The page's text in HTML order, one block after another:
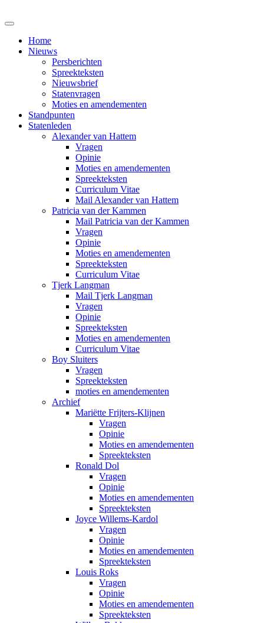
Home
Nieuws
Persberichten
Spreekteksten
Nieuwsbrief
Statenvragen
Moties en amendementen
Standpunten
Statenleden
Alexander van Hattem
Vragen
Opinie
Moties en amendementen
Spreekteksten
Curriculum Vitae
Mail Alexander van Hattem
Patricia van der Kammen
Mail Patricia van der Kammen
Vragen
Opinie
Moties en amendementen
Spreekteksten
Curriculum Vitae
Tjerk Langman
Mail Tjerk Langman
Vragen
Opinie
Spreekteksten
Moties en amendementen
Curriculum Vitae
Boy Sluiters
Vragen
Spreekteksten
moties en amendementen
Archief
Mariëtte Frijters-Klijnen
Vragen
Opinie
Moties en amendementen
Spreekteksten
Ronald Dol
Vragen
Opinie
Moties en amendementen
Spreekteksten
Joyce Willems-Kardol
Vragen
Opinie
Moties en amendementen
Spreekteksten
Louis Roks
Vragen
Opinie
Moties en amendementen
Spreekteksten